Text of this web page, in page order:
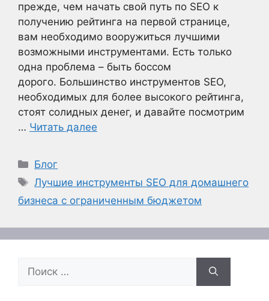
прежде, чем начать свой путь по SEO к
получению рейтинга на первой странице,
вам необходимо вооружиться лучшими
возможными инструментами. Есть только
одна проблема – быть боссом
дорого. Большинство инструментов SEO,
необходимых для более высокого рейтинга,
стоят солидных денег, и давайте посмотрим
… Читать далее
Рубрики
Блог
Метки
Лучшие инструменты SEO для домашнего
бизнеса с ограниченным бюджетом
Поиск: